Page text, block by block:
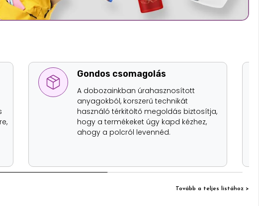
Gondos csomagolás
A dobozainkban úrahasznosított
anyagokból, korszerű technikát
használó térkitöltő megoldás biztosítja,
hogy a termékeket úgy kapd kézhez,
ahogy a polcról levennéd.
Tovább a teljes listához >